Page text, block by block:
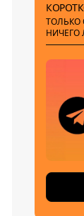
ТОЛЬКО
НИЧЕГО